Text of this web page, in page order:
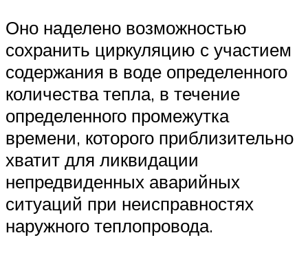
Оно наделено возможностью
сохранить циркуляцию с участием
содержания в воде определенного
количества тепла, в течение
определенного промежутка
времени, которого приблизительно
хватит для ликвидации
непредвиденных аварийных
ситуаций при неисправностях
наружного теплопровода.